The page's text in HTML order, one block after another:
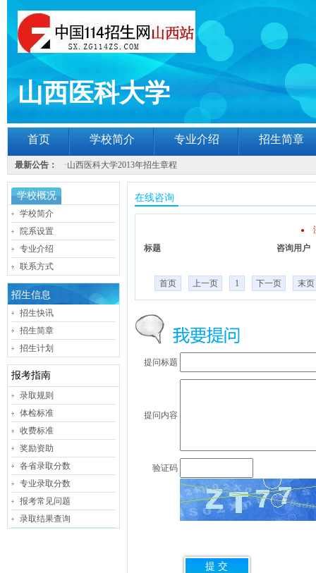
山西医科大学
首页 学校简介 专业介绍 招生简章
最新公告： ·山西医科大学2013年招生章程
学校概况
学校简介
院系设置
专业介绍
联系方式
招生信息
招生快讯
招生简章
招生计划
报考指南
录取规则
体检标准
收费标准
奖励资助
各省录取分数
专业录取分数
报考常见问题
录取结果查询
在线咨询
标题
咨询用户
首页 上一页 1 下一页 末页
提问标题
提问内容
验证码